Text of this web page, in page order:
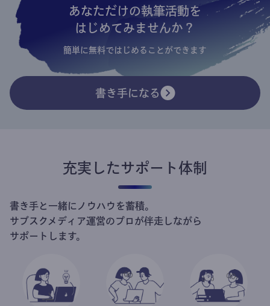
あなただけの執筆活動を
はじめてみませんか？
簡単に無料ではじめることができます
書き手になる
充実したサポート体制
書き手と一緒にノウハウを蓄積。
サブスクメディア運営のプロが伴走しながら
サポートします。